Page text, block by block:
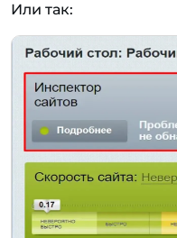
Или так: